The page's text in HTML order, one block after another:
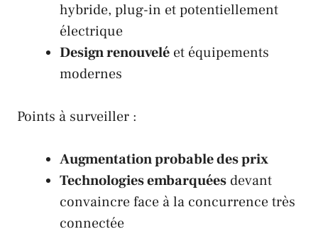
hybride, plug-in et potentiellement
électrique
Design renouvelé et équipements
modernes
Points à surveiller :
Augmentation probable des prix
Technologies embarquées devant
convaincre face à la concurrence très
connectée